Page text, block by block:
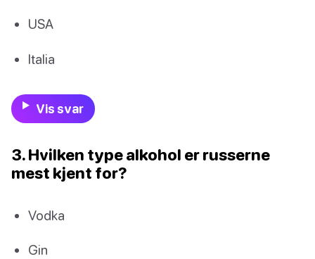
USA
Italia
Vis svar
3. Hvilken type alkohol er russerne
mest kjent for?
Vodka
Gin